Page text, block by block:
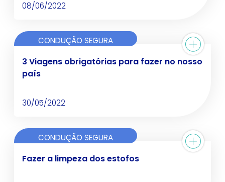
08/06/2022
CONDUÇÃO SEGURA
3 Viagens obrigatórias para fazer no nosso
país
30/05/2022
CONDUÇÃO SEGURA
Fazer a limpeza dos estofos